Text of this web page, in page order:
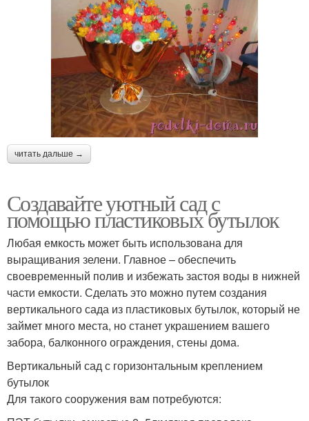
читать дальше →
Создавайте уютный сад с
помощью пластиковых бутылок
Любая емкость может быть использована для
выращивания зелени. Главное – обеспечить
своевременный полив и избежать застоя воды в нижней
части емкости. Сделать это можно путем создания
вертикального сада из пластиковых бутылок, который не
займет много места, но станет украшением вашего
забора, балконного ограждения, стены дома.
Вертикальный сад с горизонтальным креплением
бутылок
Для такого сооружения вам потребуются: